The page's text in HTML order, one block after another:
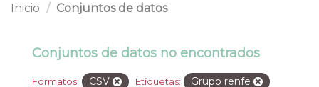
Inicio Conjuntos de datos
Conjuntos de datos no encontrados
Formatos: CSV Etiquetas:
Grupo renfe